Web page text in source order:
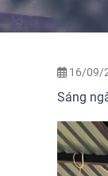
16/09/
Sáng